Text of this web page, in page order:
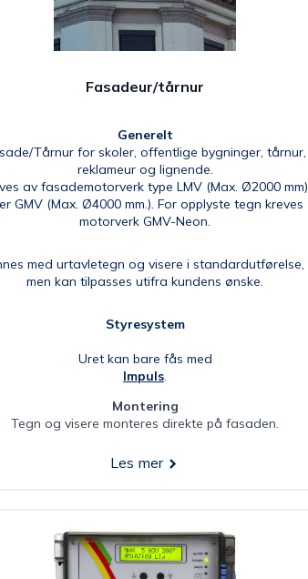
Fasadeur/tårnur
Generelt
Tårnur for skoler, offentlige bygninger, tårnur,
reklameur og lignende.
av fasademotorverk type LMV (Max. Ø2000 mm)
GMV (Max. Ø4000 mm.). For opplyste tegn kreves
motorverk GMV-Neon.
med urtavletegn og visere i standardutførelse,
men kan tilpasses utifra kundens ønske.
Styresystem
Uret kan bare fås med
Impuls.
Montering
Tegn og visere monteres direkte på fasaden.
Les mer